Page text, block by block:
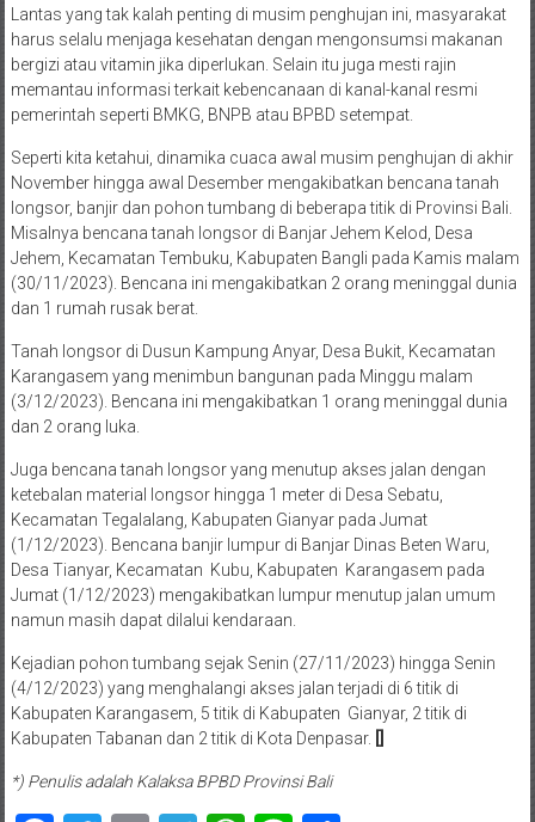
Lantas yang tak kalah penting di musim penghujan ini, masyarakat
harus selalu menjaga kesehatan dengan mengonsumsi makanan
bergizi atau vitamin jika diperlukan. Selain itu juga mesti rajin
memantau informasi terkait kebencanaan di kanal-kanal resmi
pemerintah seperti BMKG, BNPB atau BPBD setempat.
Seperti kita ketahui, dinamika cuaca awal musim penghujan di akhir
November hingga awal Desember mengakibatkan bencana tanah
longsor, banjir dan pohon tumbang di beberapa titik di Provinsi Bali.
Misalnya bencana tanah longsor di Banjar Jehem Kelod, Desa
Jehem, Kecamatan Tembuku, Kabupaten Bangli pada Kamis malam
(30/11/2023). Bencana ini mengakibatkan 2 orang meninggal dunia
dan 1 rumah rusak berat.
Tanah longsor di Dusun Kampung Anyar, Desa Bukit, Kecamatan
Karangasem yang menimbun bangunan pada Minggu malam
(3/12/2023). Bencana ini mengakibatkan 1 orang meninggal dunia
dan 2 orang luka.
Juga bencana tanah longsor yang menutup akses jalan dengan
ketebalan material longsor hingga 1 meter di Desa Sebatu,
Kecamatan Tegalalang, Kabupaten Gianyar pada Jumat
(1/12/2023). Bencana banjir lumpur di Banjar Dinas Beten Waru,
Desa Tianyar, Kecamatan Kubu, Kabupaten Karangasem pada
Jumat (1/12/2023) mengakibatkan lumpur menutup jalan umum
namun masih dapat dilalui kendaraan.
Kejadian pohon tumbang sejak Senin (27/11/2023) hingga Senin
(4/12/2023) yang menghalangi akses jalan terjadi di 6 titik di
Kabupaten Karangasem, 5 titik di Kabupaten Gianyar, 2 titik di
Kabupaten Tabanan dan 2 titik di Kota Denpasar. []
*) Penulis adalah Kalaksa BPBD Provinsi Bali